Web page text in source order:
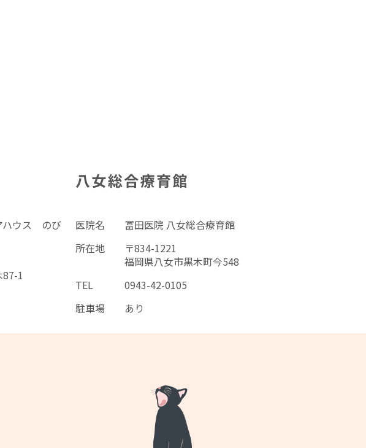
ハウス のび
1
医院名
冨田医院 八女総合療育館
所在地
〒834-1221
福岡県八女市黒木町今548
TEL
0943-42-0105
駐車場
あり